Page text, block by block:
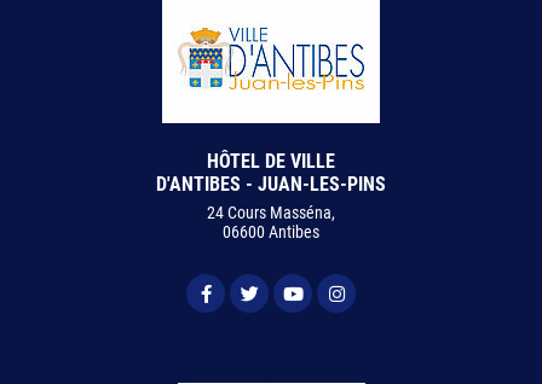
HÔTEL DE VILLE
D'ANTIBES - JUAN-LES-PINS
24 Cours Masséna,
06600 Antibes